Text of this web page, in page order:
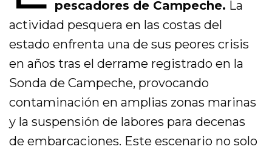
pescadores de Campeche. La
actividad pesquera en las costas del
estado enfrenta una de sus peores crisis
en años tras el derrame registrado en la
Sonda de Campeche, provocando
contaminación en amplias zonas marinas
y la suspensión de labores para decenas
de embarcaciones. Este escenario no solo